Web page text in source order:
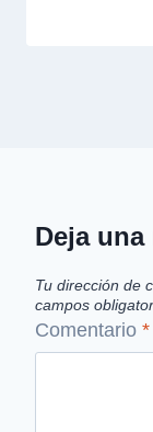
Deja
Tu dirección de
campos
Comentario *